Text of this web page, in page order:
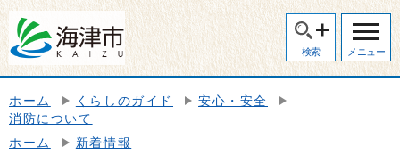
検索 メニュー
ホーム くらしのガイド
安心・安全
消防について
ホーム
新着情報